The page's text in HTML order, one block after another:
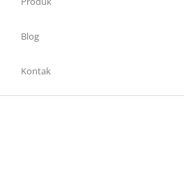
Blog
Kontak